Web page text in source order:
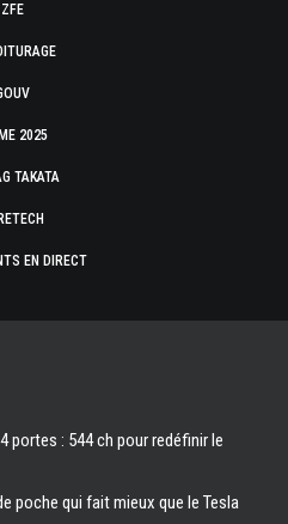
ZFE
2025
TAKATA
EN DIRECT
portes : 544 ch pour redéfinir le
poche qui fait mieux que le Tesla